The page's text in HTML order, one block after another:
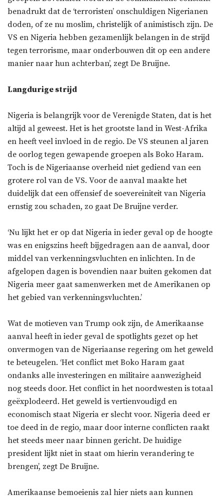
benadrukt dat de ‘terroristen’ onschuldigen Nigerianen
doden, of ze nu moslim, christelijk of animistisch zijn. De
VS en Nigeria hebben gezamenlijk belangen in de strijd
tegen terrorisme, maar onderbouwen dit op een andere
manier naar hun achterban’, zegt De Bruijne.
Langdurige strijd
Nigeria is belangrijk voor de Verenigde Staten, dat is het
altijd al geweest. Het is het grootste land in West-Afrika
en heeft veel invloed in de regio. De VS steunen al jaren
de oorlog tegen gewapende groepen als Boko Haram.
Toch is de Nigeriaanse overheid niet gediend van een
grotere rol van de VS. Voor de aanval maakte het
duidelijk dat een offensief de soevereiniteit van Nigeria
ernstig zou schaden, zo gaat De Bruijne verder.
‘Nu lijkt het er op dat Nigeria in ieder geval op de hoogte
was en enigszins heeft bijgedragen aan de aanval, door
middel van verkenningsvluchten en inlichten. In de
afgelopen dagen is bovendien naar buiten gekomen dat
Nigeria meer gaat samenwerken met de Amerikanen op
het gebied van verkenningsvluchten.’
Wat de motieven van Trump ook zijn, de Amerikaanse
aanval heeft in ieder geval de spotlights gezet op het
onvermogen van de Nigeriaanse regering om het geweld
te beteugelen. ‘Het conflict met Boko Haram gaat
ondanks alle investeringen en militaire aanwezigheid
nog steeds door. Het conflict in het noordwesten is totaal
geëxplodeerd. Het geweld is vertienvoudigd en
economisch staat Nigeria er slecht voor. Nigeria deed er
toe deed in de regio, maar door interne conflicten raakt
het steeds meer naar binnen gericht. De huidige
president lijkt niet in staat om hierin verandering te
brengen’, zegt De Bruijne.
Amerikaanse bemoeienis zal hier niets aan kunnen